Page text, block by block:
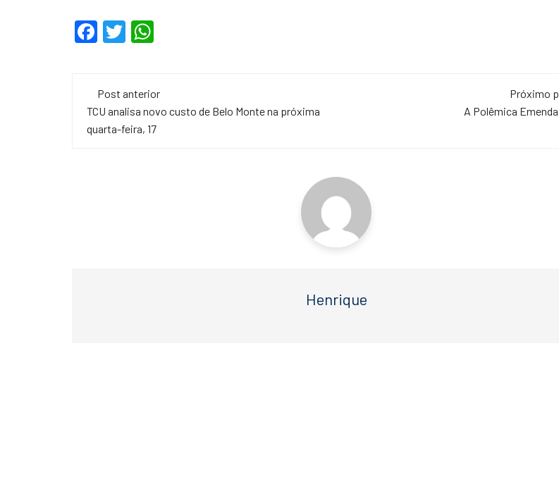
F
e
b
T
er s
A
Navegação
de
Post anterior
TCU analisa novo custo de Belo Monte na próxima
quarta-feira, 17
Próximo
A Polêmica
Henrique